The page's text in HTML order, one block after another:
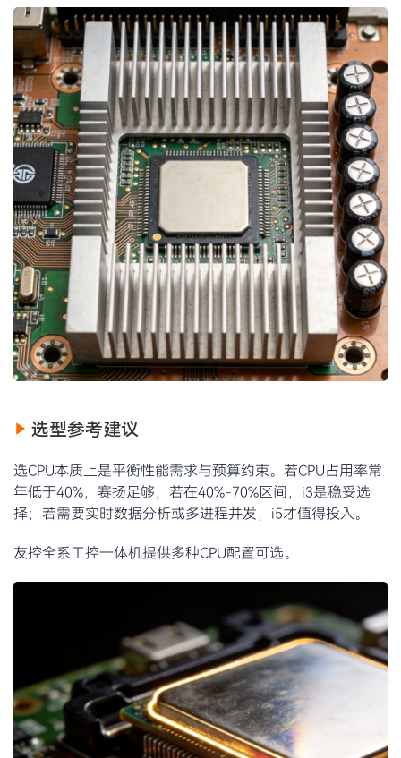
选型参考建议
选CPU本质上是平衡性能需求与预算约束。若CPU占用率常
年低于40%，赛扬足够；若在40%-70%区间，i3是稳妥选
择；若需要实时数据分析或多进程并发，i5才值得投入。
友控全系工控一体机提供多种CPU配置可选。